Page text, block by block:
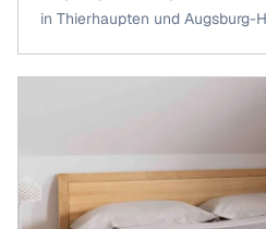
in Thierhaupten und Augsburg-